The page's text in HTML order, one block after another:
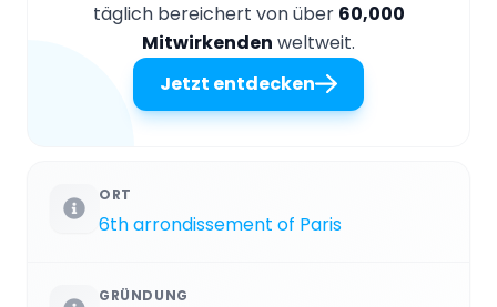
täglich bereichert von über 60,000
Mitwirkenden weltweit.
Jetzt entdecken
ORT
6th arrondissement of Paris
GRÜNDUNG